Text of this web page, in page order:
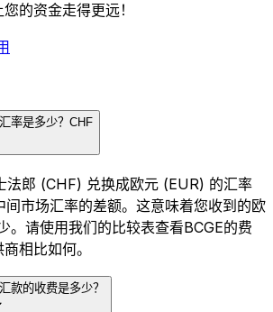
的资金走得更远！
率是多少？CHF
法郎 (CHF) 兑换成欧元 (EUR) 的汇率
间市场汇率的差额。这意味着您收到的欧
。请使用我们的比较表查看BCGE的费
相比如何。
款的收费是多少？